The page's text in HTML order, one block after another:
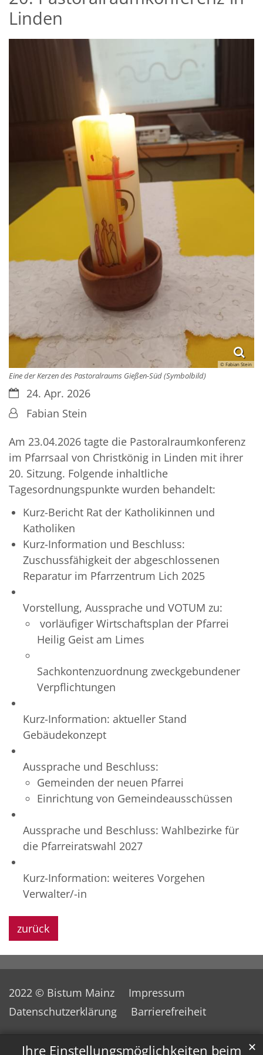
Ihre Einstellungsmöglichkeiten beim ✕
Linden
© Fabian Stein
Eine der Kerzen des Pastoralraums Gießen-Süd (Symbolbild)
Datum:24. Apr. 2026
Von:Fabian Stein
Am 23.04.2026 tagte die Pastoralraumkonferenz
im Pfarrsaal von Christkönig in Linden mit ihrer
20. Sitzung. Folgende inhaltliche
Tagesordnungspunkte wurden behandelt:
Kurz-Bericht Rat der Katholikinnen und
Katholiken
Kurz-Information und Beschluss:
Zuschussfähigkeit der abgeschlossenen
Reparatur im Pfarrzentrum Lich 2025
Vorstellung, Aussprache und VOTUM zu:
vorläufiger Wirtschaftsplan der Pfarrei
Heilig Geist am Limes
Sachkontenzuordnung zweckgebundener
Verpflichtungen
Kurz-Information: aktueller Stand
Gebäudekonzept
Aussprache und Beschluss:
Gemeinden der neuen Pfarrei
Einrichtung von Gemeindeausschüssen
Aussprache und Beschluss: Wahlbezirke für
die Pfarreiratswahl 2027
Kurz-Information: weiteres Vorgehen
Verwalter/-in
zurück
2022 © Bistum Mainz
Impressum
Datenschutzerklärung
Barrierefreiheit